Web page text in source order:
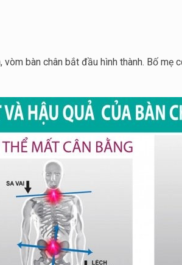
bàn chân bắt đầu hình thành. Bố